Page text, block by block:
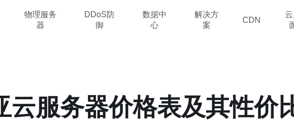
物理服务
器
DDoS防
御
数据中
心
解决方
案
CDN
云服务器价格表及其性价